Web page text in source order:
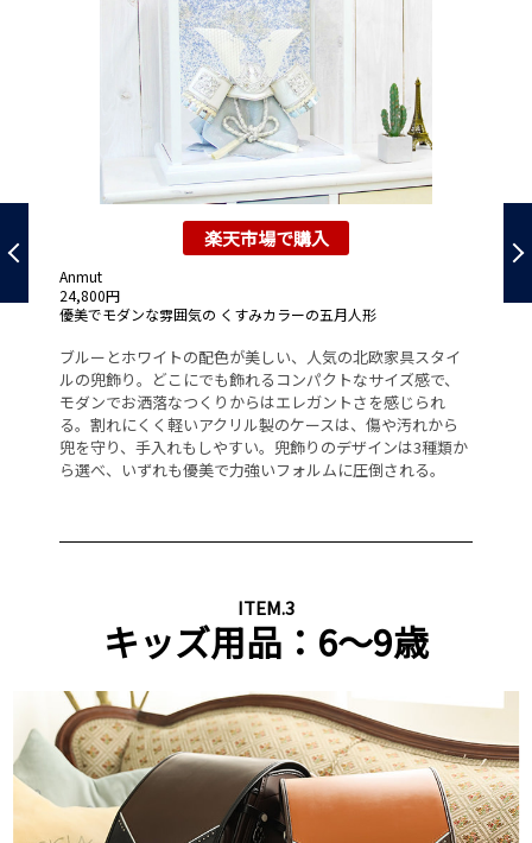
楽天市場で購入
Anmut
24,800円
優美でモダンな雰囲気の くすみカラーの五月人形
ブルーとホワイトの配色が美しい、人気の北欧家具スタイ
ルの兜飾り。どこにでも飾れるコンパクトなサイズ感で、
モダンでお洒落なつくりからはエレガントさを感じられ
る。割れにくく軽いアクリル製のケースは、傷や汚れから
兜を守り、手入れもしやすい。兜飾りのデザインは3種類か
ら選べ、いずれも優美で力強いフォルムに圧倒される。
ITEM.3
キッズ用品：6～9歳